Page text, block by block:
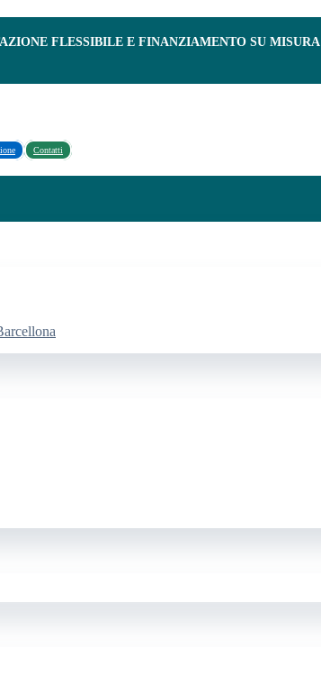
FLESSIBILE E FINANZIAMENTO SU MISURA
Contatti